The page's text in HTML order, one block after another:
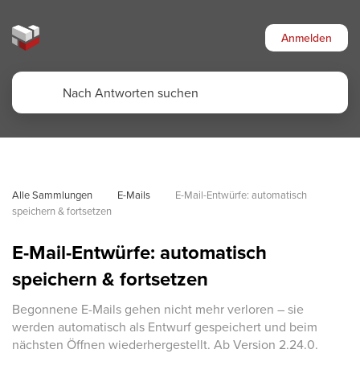
Anmelden
Alle Sammlungen E-Mails
E-Mail-Entwürfe: automatisch
speichern & fortsetzen
E-Mail-Entwürfe: automatisch
speichern & fortsetzen
Begonnene E-Mails gehen nicht mehr verloren – sie
werden automatisch als Entwurf gespeichert und beim
nächsten Öffnen wiederhergestellt. Ab Version 2.24.0.